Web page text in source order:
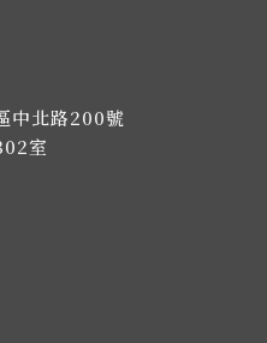
中北路200號
室